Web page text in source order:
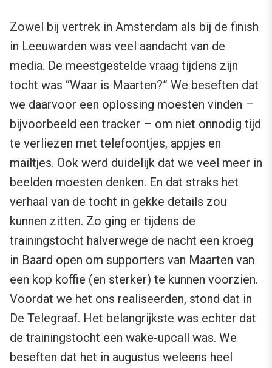
Zowel bij vertrek in Amsterdam als bij de finish
in Leeuwarden was veel aandacht van de
media. De meestgestelde vraag tijdens zijn
tocht was “Waar is Maarten?” We beseften dat
we daarvoor een oplossing moesten vinden –
bijvoorbeeld een tracker – om niet onnodig tijd
te verliezen met telefoontjes, appjes en
mailtjes. Ook werd duidelijk dat we veel meer in
beelden moesten denken. En dat straks het
verhaal van de tocht in gekke details zou
kunnen zitten. Zo ging er tijdens de
trainingstocht halverwege de nacht een kroeg
in Baard open om supporters van Maarten van
een kop koffie (en sterker) te kunnen voorzien.
Voordat we het ons realiseerden, stond dat in
De Telegraaf. Het belangrijkste was echter dat
de trainingstocht een wake-upcall was. We
beseften dat het in augustus weleens heel